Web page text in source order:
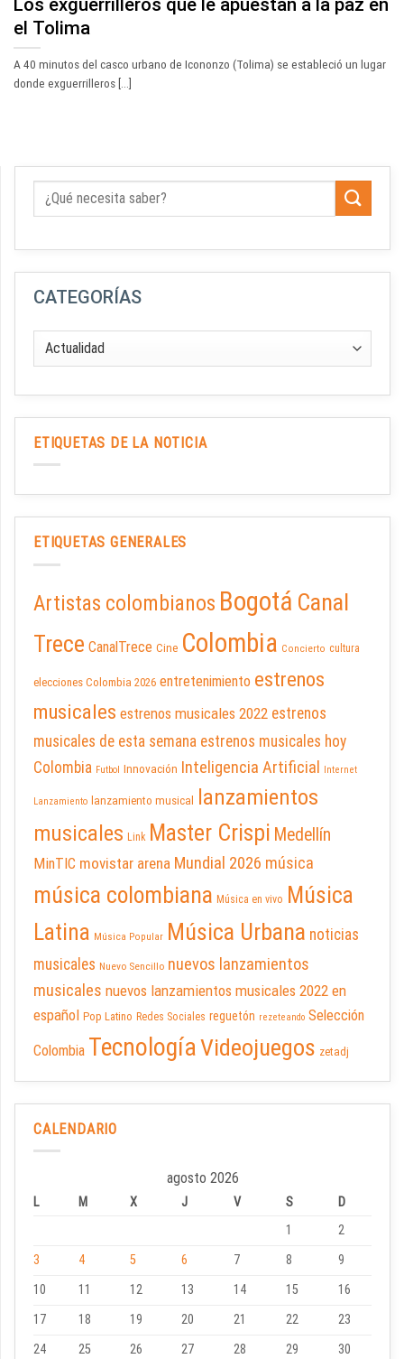
el Tolima
A 40 minutos del casco urbano de Icononzo (Tolima) se estableció un lugar
donde exguerrilleros [...]
CATEGORÍAS
ETIQUETAS DE LA NOTICIA
ETIQUETAS GENERALES
Artistas colombianos Bogotá Canal
Trece CanalTrece Cine Colombia Concierto cultura
elecciones Colombia 2026 entretenimiento estrenos
musicales estrenos musicales 2022 estrenos
musicales de esta semana estrenos musicales hoy
Colombia Futbol Innovación Inteligencia Artificial Internet
Lanzamiento lanzamiento musical
lanzamientos
musicales Link Master Crispi Medellín
MinTIC movistar arena Mundial 2026 música
música colombiana Música en vivo Música
Latina Música Popular Música Urbana noticias
musicales Nuevo Sencillo nuevos lanzamientos
musicales nuevos lanzamientos musicales 2022 en
español Pop Latino Redes Sociales reguetón rezeteando Selección
Colombia TecnologíaVideojuegos zetadj
CALENDARIO
agosto 2026
L M X J V S
D
1
2
3
4 5 6 7 8
9
10
11 12 13 14 15
16
17
18 19 20 21 22
23
24
25 26 27 28 29
30